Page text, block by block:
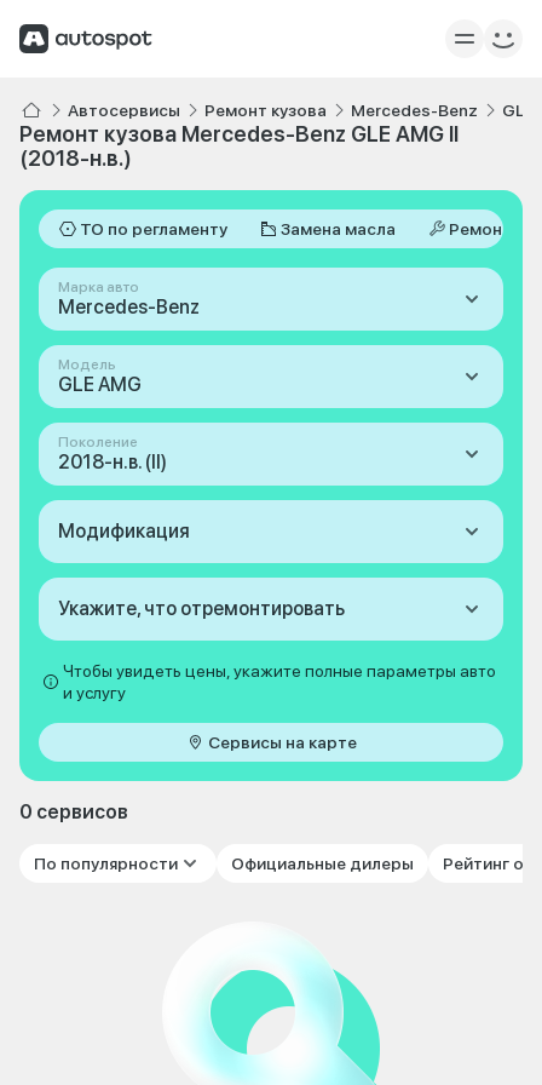
Автосервисы Ремонт кузова Mercedes-Benz GLE
Ремонт кузова Mercedes-Benz GLE AMG II
(2018-н.в.)
ТО по регламенту Замена масла Ремонт
Марка авто
Mercedes-Benz
Модель
GLE AMG
Поколение
2018-н.в. (II)
Модификация
Укажите, что отремонтировать
Чтобы увидеть цены, укажите полные параметры авто
и услугу
Сервисы на карте
0 сервисов
По популярности Официальные дилеры Рейтинг